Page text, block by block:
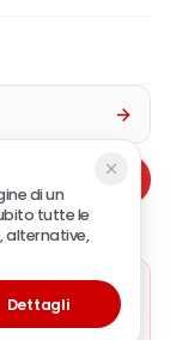
Modifica
a
di un
tutte le
alternative,
Dettagli